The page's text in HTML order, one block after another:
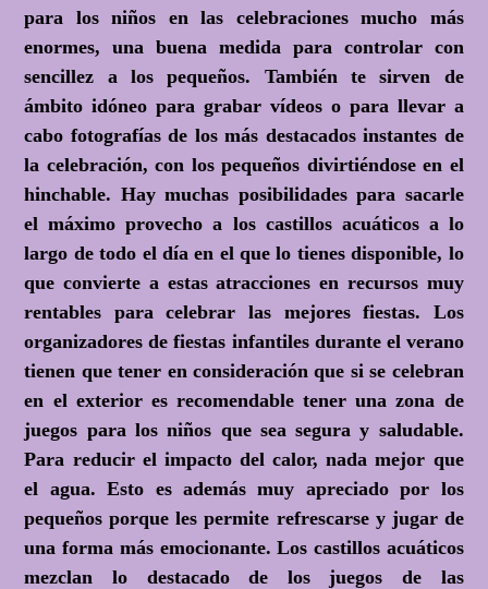
para los niños en las celebraciones mucho más
enormes, una buena medida para controlar con
sencillez a los pequeños. También te sirven de
ámbito idóneo para grabar vídeos o para llevar a
cabo fotografías de los más destacados instantes de
la celebración, con los pequeños divirtiéndose en el
hinchable. Hay muchas posibilidades para sacarle
el máximo provecho a los castillos acuáticos a lo
largo de todo el día en el que lo tienes disponible, lo
que convierte a estas atracciones en recursos muy
rentables para celebrar las mejores fiestas. Los
organizadores de fiestas infantiles durante el verano
tienen que tener en consideración que si se celebran
en el exterior es recomendable tener una zona de
juegos para los niños que sea segura y saludable.
Para reducir el impacto del calor, nada mejor que
el agua. Esto es además muy apreciado por los
pequeños porque les permite refrescarse y jugar de
una forma más emocionante. Los castillos acuáticos
mezclan lo destacado de los juegos de las